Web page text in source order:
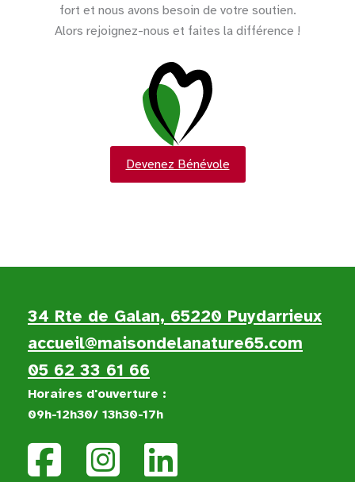
fort et nous avons besoin de votre soutien.
Alors rejoignez-nous et faites la différence !
Devenez Bénévole
34 Rte de Galan, 65220 Puydarrieux
accueil@maisondelanature65.com
05 62 33 61 66
Horaires d'ouverture :
09h-12h30/ 13h30-17h